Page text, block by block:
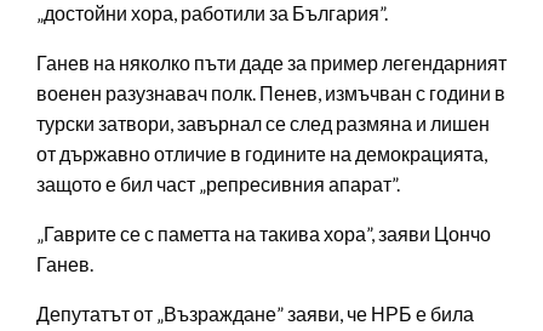
„достойни хора, работили за България”.
Ганев на няколко пъти даде за пример легендарният
военен разузнавач полк. Пенев, измъчван с години в
турски затвори, завърнал се след размяна и лишен
от държавно отличие в годините на демокрацията,
защото е бил част „репресивния апарат”.
„Гаврите се с паметта на такива хора”, заяви Цончо
Ганев.
Депутатът от „Възраждане” заяви, че НРБ е била